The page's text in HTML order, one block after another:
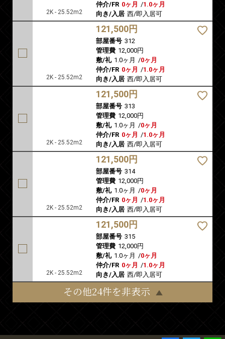
2K - 25.52m2
仲介/FR 0ヶ月 /1.0ヶ月
向き/入居 西/即入居可
2K - 25.52m2
121,500円
部屋番号 312
管理費 12,000円
敷/礼 1.0ヶ月 /0ヶ月
仲介/FR 0ヶ月 /1.0ヶ月
向き/入居 西/即入居可
2K - 25.52m2
121,500円
部屋番号 313
管理費 12,000円
敷/礼 1.0ヶ月 /0ヶ月
仲介/FR 0ヶ月 /1.0ヶ月
向き/入居 西/即入居可
2K - 25.52m2
121,500円
部屋番号 314
管理費 12,000円
敷/礼 1.0ヶ月 /0ヶ月
仲介/FR 0ヶ月 /1.0ヶ月
向き/入居 西/即入居可
2K - 25.52m2
121,500円
部屋番号 315
管理費 12,000円
敷/礼 1.0ヶ月 /0ヶ月
仲介/FR 0ヶ月 /1.0ヶ月
向き/入居 西/即入居可
その他24件を非表示